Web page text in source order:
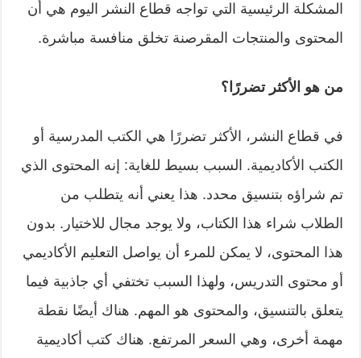
المشكلة الرئيسية التي تواجه قطاع النشر اليوم هي أن
المحتوى والمنتجات المقرصنة تخلق منافسة مباشرة.
من هو الأكثر تضررًا؟
في قطاع النشر، الأكثر تضررًا هي الكتب المدرسية أو
الكتب الأكاديمية. السبب بسيط للغاية: إنه المحتوى الذي
تم شراؤه بتنسيق محدد. هذا يعني أنه يتطلب من
الطلاب شراء هذا الكتاب، ولا يوجد مجال للاختيار. بدون
هذا المحتوى، لا يمكن للمرء أن يواصل التعليم الأكاديمي
أو محتوى التدريس، ولهذا السبب تختفي أي جاذبية فيما
يتعلق بالتنسيق، والمحتوى هو المهم. هناك أيضًا نقطة
مهمة أخرى، وهي السعر المرتفع. هناك كتب أكاديمية